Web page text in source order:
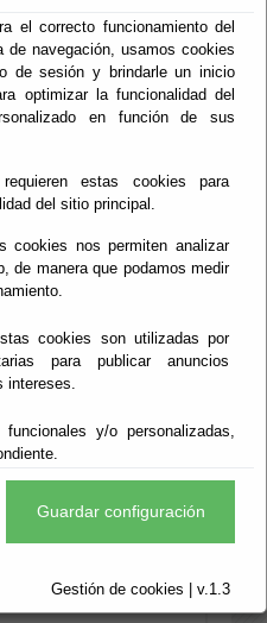
el correcto funcionamiento del
navegación, usamos cookies
de sesión y brindarle un inicio
optimizar la funcionalidad del
en función de sus
estas cookies para
del sitio principal.
cookies nos permiten analizar
de manera que podamos medir
cookies son utilizadas por
para publicar anuncios
intereses.
y/o personalizadas,
Guardar configuración
Gestión de cookies | v.1.3